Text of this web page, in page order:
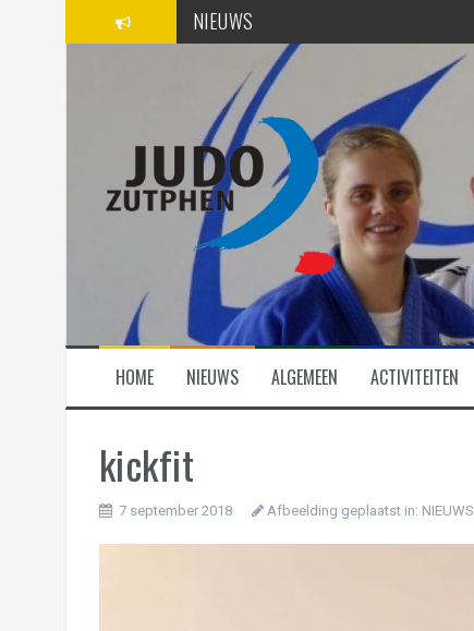
NIEUWS
SPONSORS
ACTIVITEITEN
HOME NIEUWS ALGEMEEN ACTIVITEITEN
kickfit
7 september 2018 Afbeelding geplaatst in: NIEUWS